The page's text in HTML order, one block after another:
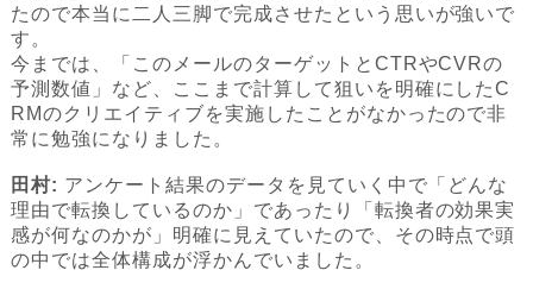
たので本当に二人三脚で完成させたという思いが強いで
す。
今までは、「このメールのターゲットとCTRやCVRの
予測数値」など、ここまで計算して狙いを明確にしたC
RMのクリエイティブを実施したことがなかったので非
常に勉強になりました。
田村: アンケート結果のデータを見ていく中で「どんな
理由で転換しているのか」であったり「転換者の効果実
感が何なのかが」明確に見えていたので、その時点で頭
の中では全体構成が浮かんでいました。